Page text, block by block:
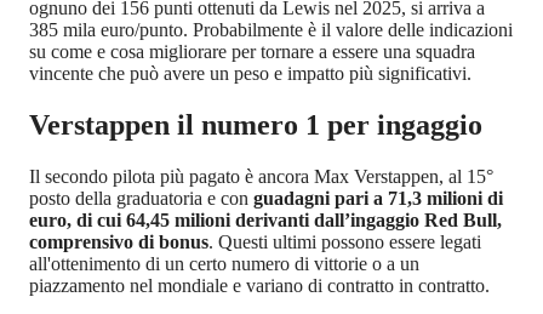
ognuno dei 156 punti ottenuti da Lewis nel 2025, si arriva a
385 mila euro/punto. Probabilmente è il valore delle indicazioni
su come e cosa migliorare per tornare a essere una squadra
vincente che può avere un peso e impatto più significativi.
Verstappen il numero 1 per ingaggio
Il secondo pilota più pagato è ancora Max Verstappen, al 15°
posto della graduatoria e con guadagni pari a 71,3 milioni di
euro, di cui 64,45 milioni derivanti dall’ingaggio Red Bull,
comprensivo di bonus. Questi ultimi possono essere legati
all'ottenimento di un certo numero di vittorie o a un
piazzamento nel mondiale e variano di contratto in contratto.